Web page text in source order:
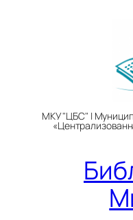
МКУ "ЦБС" |